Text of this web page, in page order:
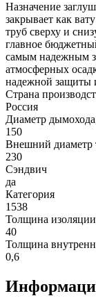
Назначение
закрывает как
труб сверху и
главное
самым надежным
атмосферных
надежной
Страна
Россия
Диаметр
150
Внешний диаметр
230
Сэндвич
да
Категория
1538
Толщина
40
Толщина
0,6